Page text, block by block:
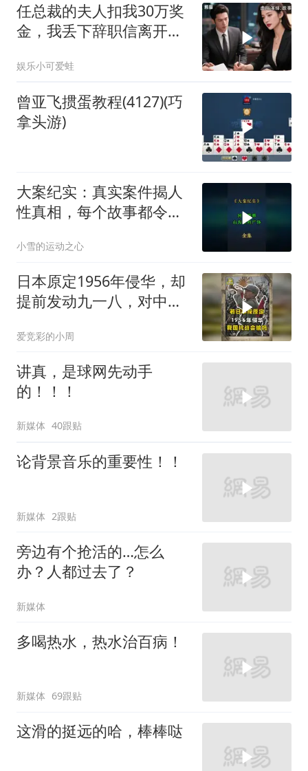
任总裁的夫人扣我30万奖
金，我丢下辞职信离开，
你签约
娱乐小可爱蛙
曾亚飞掼蛋教程(4127)(巧
拿头游)
大案纪实：真实案件揭人
性真相，每个故事都令人
小雪的运动之心
日本原定1956年侵华，却
提前发动九一八，对中国
爱竞彩的小周
讲真，是球网先动手
的！！！
新媒体 40跟贴
论背景音乐的重要性！！
新媒体 2跟贴
旁边有个抢活的…怎么
办？人都过去了？
新媒体
多喝热水，热水治百病！
新媒体 69跟贴
这滑的挺远的哈，棒棒哒